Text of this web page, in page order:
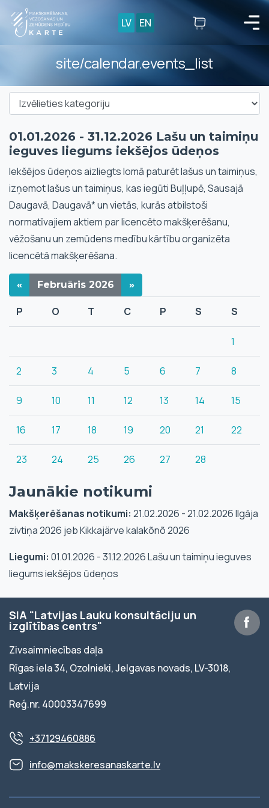
LV EN
site/calendar.events_list
01.01.2026 - 31.12.2026 Lašu un taimiņu
ieguves liegums iekšējos ūdeņos
Iekšējos ūdeņos aizliegts lomā paturēt lašus un taimiņus,
izņemot lašus un taimiņus, kas iegūti Buļļupē, Sausajā
Daugavā, Daugavā* un vietās, kurās atbilstoši
normatīvajiem aktiem par licencēto makšķerēšanu,
vēžošanu un zemūdens medību kārtību organizēta
licencētā makšķerēšana.
« Februāris 2026 »
P O T C P S S
1
2 3 4 5 6 7 8
9 10 11 12 13 14 15
16 17 18 19 20 21 22
23 24 25 26 27 28
Jaunākie notikumi
Makšķerēšanas notikumi: 21.02.2026 - 21.02.2026 Ilgāja
zivtiņa 2026 jeb Kikkajärve kalakõnõ 2026
Liegumi: 01.01.2026 - 31.12.2026 Lašu un taimiņu ieguves
liegums iekšējos ūdeņos
SIA "Latvijas Lauku konsultāciju un
izglītības centrs"
Zivsaimniecības daļa
Rīgas iela 34, Ozolnieki, Jelgavas novads, LV-3018,
Latvija
Reģ.nr. 40003347699
+37129460886
info@makskeresanaskarte.lv